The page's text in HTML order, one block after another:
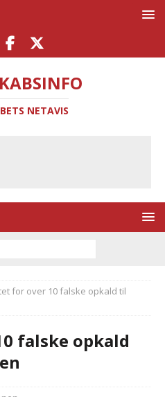
NETAVIS
for over 10 falske opkald til
falske opkald